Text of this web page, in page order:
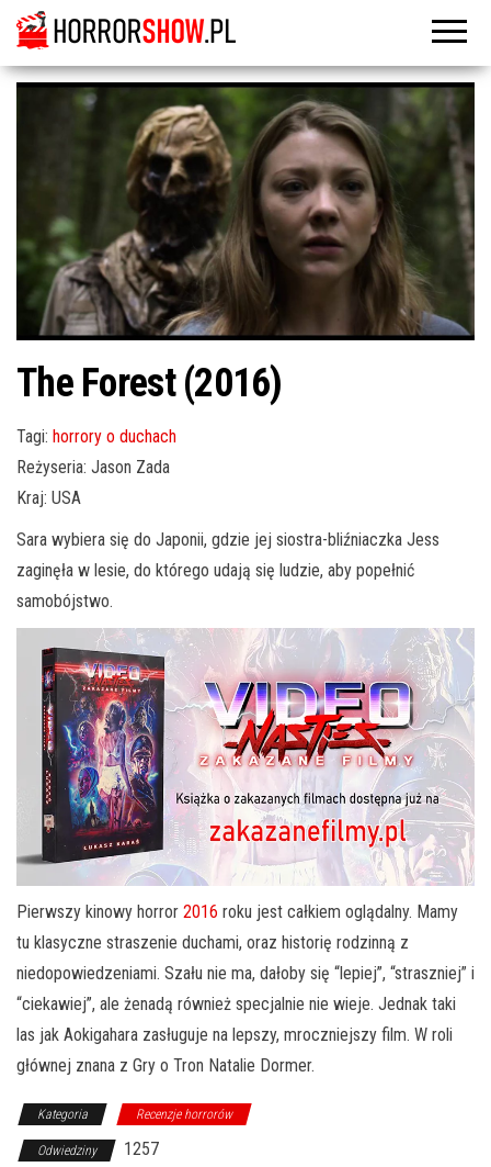
The Forest (2016)
Tagi: horrory o duchach
Reżyseria: Jason Zada
Kraj: USA
Sara wybiera się do Japonii, gdzie jej siostra-bliźniaczka Jess
zaginęła w lesie, do którego udają się ludzie, aby popełnić
samobójstwo.
Pierwszy kinowy horror 2016 roku jest całkiem oglądalny. Mamy
tu klasyczne straszenie duchami, oraz historię rodzinną z
niedopowiedzeniami. Szału nie ma, dałoby się “lepiej”, “straszniej” i
“ciekawiej”, ale żenadą również specjalnie nie wieje. Jednak taki
las jak Aokigahara zasługuje na lepszy, mroczniejszy film. W roli
głównej znana z Gry o Tron Natalie Dormer.
Kategoria Recenzje horrorów
Odwiedziny 1257